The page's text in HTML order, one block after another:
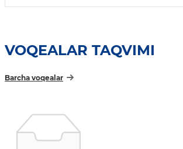
VOQEALAR TAQVIMI
Barcha voqealar